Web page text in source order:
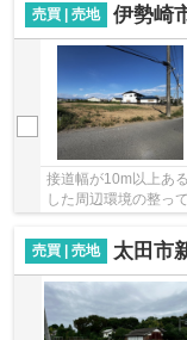
売買 | 売地
伊勢崎
接道幅が10m以上あ
した周辺環境の整っ
売買 | 売地
太田市